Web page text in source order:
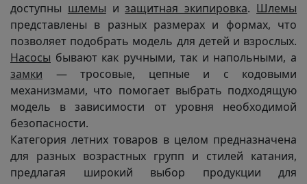
доступны шлемы изащитная экипировка. Шлемы
представлены в разных размерах и формах, что
позволяет подобрать модель для детей и взрослых.
Насосы бывают как ручными, так и напольными, а
замки — тросовые, цепные и с кодовыми
механизмами, что помогает выбрать подходящую
модель в зависимости от уровня необходимой
безопасности.
Категория летних товаров в целом предназначена
для разных возрастных групп и стилей катания,
предлагая широкий выбор продукции для